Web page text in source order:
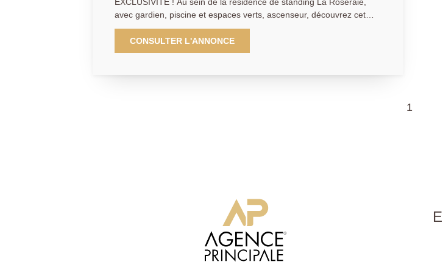
avec gardien, piscine et espaces verts, ascenseur, découvrez cet
appartement traversant, lumineux et en bon état, situé au calme
absolu, sans vis-à-vis, et bénéficiant d'une agréable vue dégagée
sur la verdure. La gare de Mareil-Marly est accessible en seulement
CONSULTER L'ANNONCE
1